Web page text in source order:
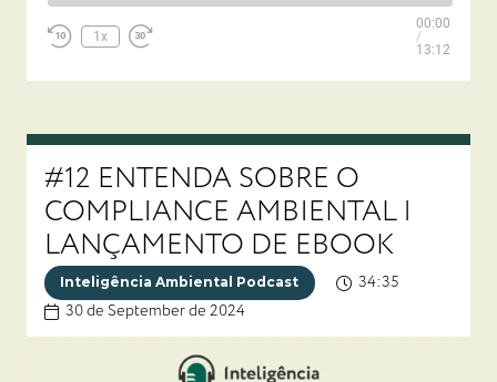
Episode
1x
00:00
/
13:12
#12 ENTENDA SOBRE O
COMPLIANCE AMBIENTAL |
LANÇAMENTO DE EBOOK
Inteligência Ambiental Podcast
34:35
30 de September de 2024